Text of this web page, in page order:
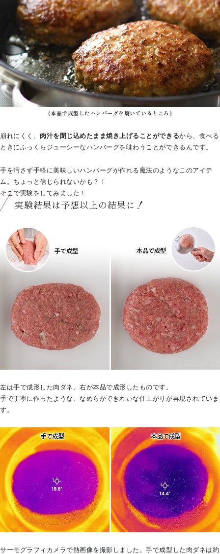
《本品で成型したハンバーグを焼いているところ》
崩れにくく、 肉汁を閉じ込めたまま焼き上げることができるから、食べる
ときにふっくらジューシーなハンバーグを味わうことができるんです。
手を汚さず手軽に美味しいハンバーグが作れる魔法のようなこのアイテ
ム。ちょっと信じられないかも？！
そこで実験をしてみました！
実験結果は予想以上の結果に！
左は手で成形した肉ダネ、右が本品で成形したものです。
手で丁寧に作ったような、なめらかできれいな仕上がりが再現されていま
す。
サーモグラフィカメラで熱画像を撮影しました。手で成型した肉ダネは約